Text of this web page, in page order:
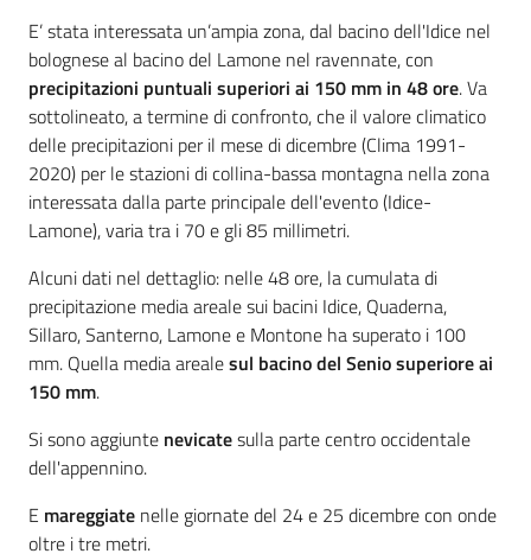
E’ stata interessata un’ampia zona, dal bacino dell'Idice nel
bolognese al bacino del Lamone nel ravennate, con
precipitazioni puntuali superiori ai 150 mm in 48 ore. Va
sottolineato, a termine di confronto, che il valore climatico
delle precipitazioni per il mese di dicembre (Clima 1991-
2020) per le stazioni di collina-bassa montagna nella zona
interessata dalla parte principale dell'evento (Idice-
Lamone), varia tra i 70 e gli 85 millimetri.
Alcuni dati nel dettaglio: nelle 48 ore, la cumulata di
precipitazione media areale sui bacini Idice, Quaderna,
Sillaro, Santerno, Lamone e Montone ha superato i 100
mm. Quella media arealesul bacino del Senio superiore ai
150 mm.
Si sono aggiunte nevicatesulla parte centro occidentale
dell'appennino.
E mareggiate nelle giornate del 24 e 25 dicembre con onde
oltre i tre metri.